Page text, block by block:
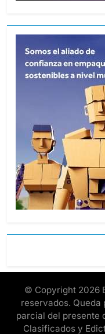
© Copyright 2026
reservados.
parcial del presente
Clasificados y